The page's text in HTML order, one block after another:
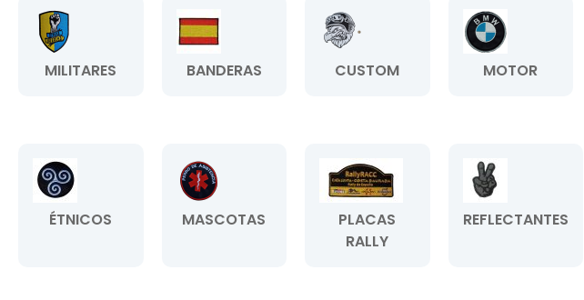
MILITARES BANDERAS CUSTOM MOTOR
ÉTNICOS MASCOTAS
PLACAS
RALLY
REFLECTANTES